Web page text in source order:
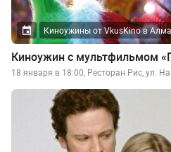
Киноужины от VkusKino в
Киноужин с мультфильмом
18 января в 18:00, Ресторан Рис, ул.